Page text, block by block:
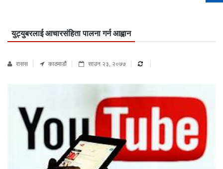
युट्युबरलाई आचारसंहिता पालना गर्न आह्वान
रासस काठमाडौं साउन २३, २०७७